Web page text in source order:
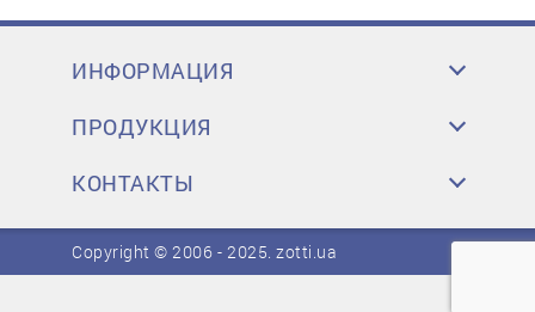
ИНФОРМАЦИЯ
ПРОДУКЦИЯ
КОНТАКТЫ
Copyright © 2006 - 2025.zotti.ua